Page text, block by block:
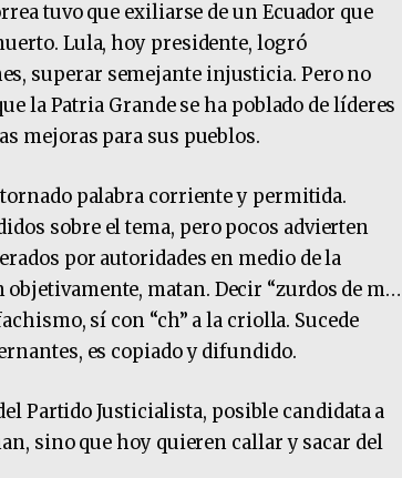
tuvo que exiliarse de un Ecuador que
Lula, hoy presidente, logró
superar semejante injusticia. Pero no
la Patria Grande se ha poblado de líderes
mejoras para sus pueblos.
palabra corriente y permitida.
sobre el tema, pero pocos advierten
por autoridades en medio de la
matan. Decir “zurdos de m…
sí con “ch” a la criolla. Sucede
es copiado y difundido.
Partido Justicialista, posible candidata a
sino que hoy quieren callar y sacar del